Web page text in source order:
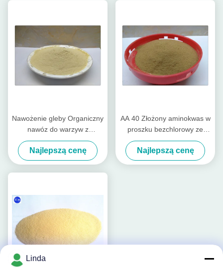
Nawożenie gleby Organiczny
nawóz do warzyw z
odżywianiem aminokwasów
Najlepszą cenę
AA 40 Złożony aminokwas w
proszku bezchlorowy ze
źródłem pochodzenia
zwierzęcego do ziemniaków
Najlepszą cenę
Linda